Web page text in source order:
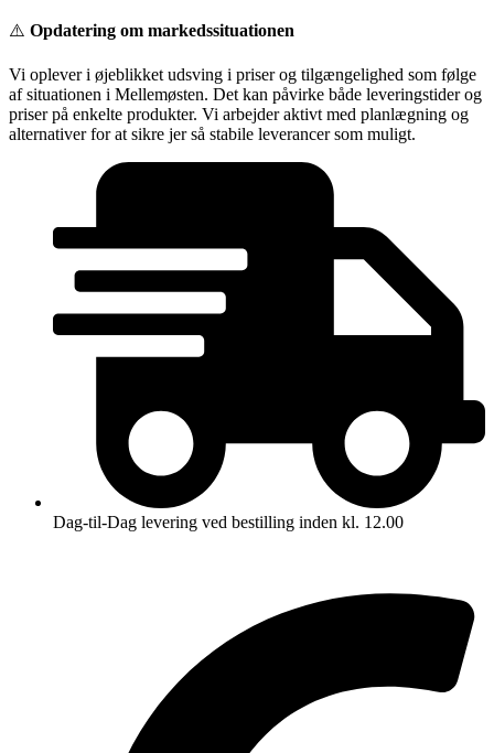
Videre
indhold
⚠️ Opdatering om markedssituationen
Vi oplever i øjeblikket udsving i priser og tilgængelighed som følge
af situationen i Mellemøsten. Det kan påvirke både leveringstider og
priser på enkelte produkter. Vi arbejder aktivt med planlægning og
alternativer for at sikre jer så stabile leverancer som muligt.
Dag-til-Dag levering ved bestilling inden kl. 12.00